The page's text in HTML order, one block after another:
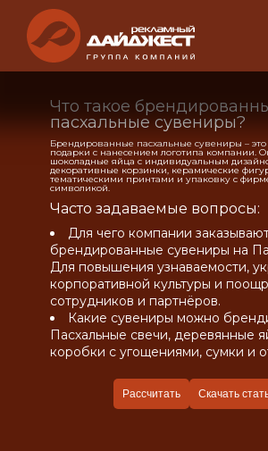
Что такое
пасхальные сувениры?
Брендированные пасхальные сувениры –
подарки с нанесением логотипа компании.
шоколадные яйца с индивидуальным
декоративные корзинки, керамические
тематическими принтами и упаковку с
символикой.
Часто задаваемые вопросы:
Для чего компании
брендированные сувениры на
Для повышения узнаваемости,
корпоративной культуры и
сотрудников и партнёров.
Какие сувениры можно
Пасхальные свечи, деревянные
коробки с угощениями, сумки и
Рассчитать Скачать